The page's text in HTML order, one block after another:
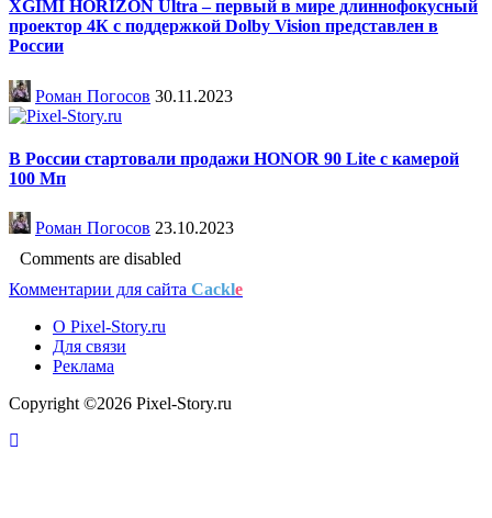
XGIMI HORIZON Ultra – первый в мире длиннофокусный
проектор 4К с поддержкой Dolby Vision представлен в
России
Роман Погосов 30.11.2023
В России стартовали продажи HONOR 90 Lite с камерой
100 Мп
Роман Погосов 23.10.2023
Comments are disabled
Комментарии для сайта Cackle
О Pixel-Story.ru
Для связи
Реклама
Copyright ©2026 Pixel-Story.ru